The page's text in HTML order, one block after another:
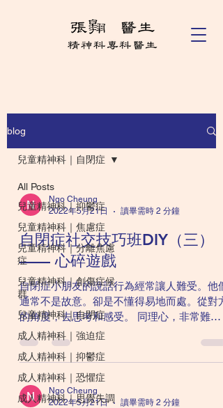
blog
All Posts
兒童精神科｜抑鬱症
兒童精神科｜焦慮症
兒童精神科｜分離焦慮
症
兒童精神科｜創傷症候
群
兒童精神科｜自閉症
成人精神科｜強迫症
成人精神科｜抑鬱症
成人精神科｜恐懼症
成人精神科｜思覺失調
兒童精神科｜自閉症
Ngo Cheung
2022年5月21日
讀畢需時 2 分鐘
自閉症社交技巧班DIY（三）
—— 心碎遊戲
自閉症小朋友的說話行為經常讓人難受。他們
通常不是故意。卻是不懂得易地而處。從對方
的角度，去思考和感受。 同理心，非常難
學。對自閉症孩子來說。有時候必須親身感
受。才能知道對方所思所想。以下的心碎遊戲
是一個非常好的例子。形象化的，讓孩子瞭解
對方的感覺。 心碎遊戲...
Ngo Cheung
2022年5月21日
讀畢需時 2 分鐘